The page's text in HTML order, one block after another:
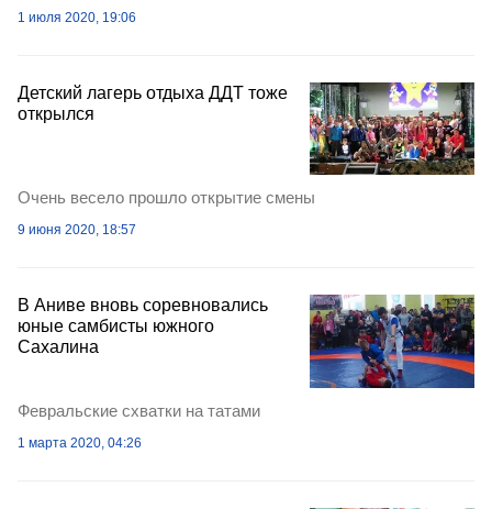
1 июля 2020, 19:06
Детский лагерь отдыха ДДТ тоже
открылся
Очень весело прошло открытие смены
9 июня 2020, 18:57
В Аниве вновь соревновались
юные самбисты южного
Сахалина
Февральские схватки на татами
1 марта 2020, 04:26